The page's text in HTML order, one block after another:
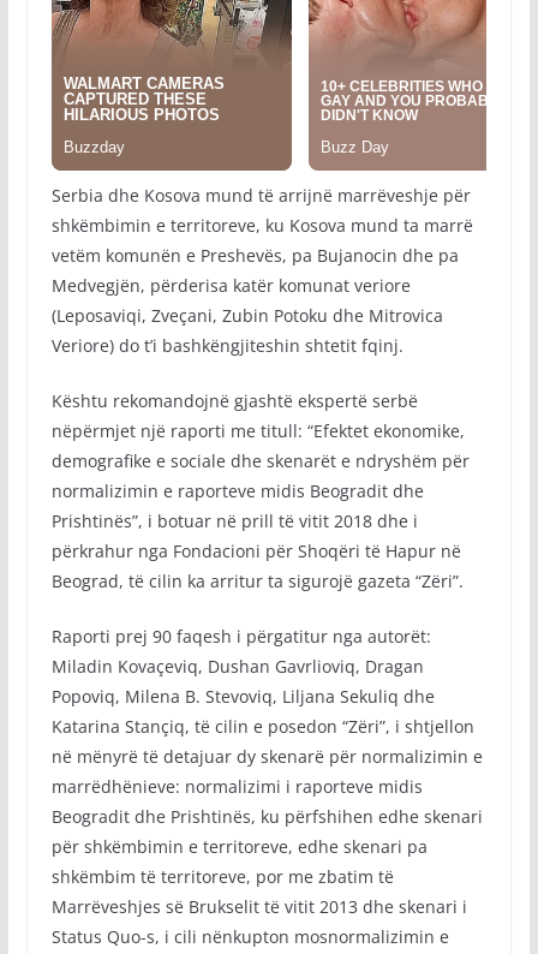
Serbia dhe Kosova mund të arrijnë marrëveshje për
shkëmbimin e territoreve, ku Kosova mund ta marrë
vetëm komunën e Preshevës, pa Bujanocin dhe pa
Medvegjën, përderisa katër komunat veriore
(Leposaviqi, Zveçani, Zubin Potoku dhe Mitrovica
Veriore) do t’i bashkëngjiteshin shtetit fqinj.
Kështu rekomandojnë gjashtë ekspertë serbë
nëpërmjet një raporti me titull: “Efektet ekonomike,
demografike e sociale dhe skenarët e ndryshëm për
normalizimin e raporteve midis Beogradit dhe
Prishtinës”, i botuar në prill të vitit 2018 dhe i
përkrahur nga Fondacioni për Shoqëri të Hapur në
Beograd, të cilin ka arritur ta sigurojë gazeta “Zëri”.
Raporti prej 90 faqesh i përgatitur nga autorët:
Miladin Kovaçeviq, Dushan Gavrlioviq, Dragan
Popoviq, Milena B. Stevoviq, Liljana Sekuliq dhe
Katarina Stançiq, të cilin e posedon “Zëri”, i shtjellon
në mënyrë të detajuar dy skenarë për normalizimin e
marrëdhënieve: normalizimi i raporteve midis
Beogradit dhe Prishtinës, ku përfshihen edhe skenari
për shkëmbimin e territoreve, edhe skenari pa
shkëmbim të territoreve, por me zbatim të
Marrëveshjes së Brukselit të vitit 2013 dhe skenari i
Status Quo-s, i cili nënkupton mosnormalizimin e